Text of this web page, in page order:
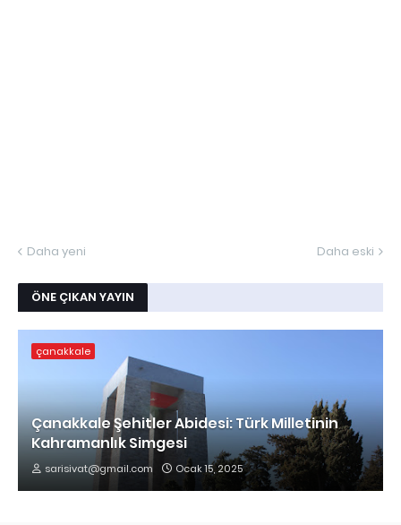
Daha yeni Daha eski
ÖNE ÇIKAN YAYIN
çanakkale
Çanakkale Şehitler Abidesi: Türk Milletinin
Kahramanlık Simgesi
sarisivat@gmail.com Ocak 15, 2025